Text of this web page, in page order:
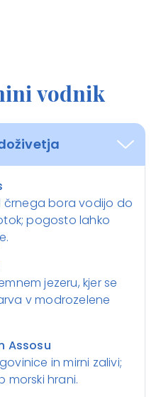
vodnik
črnega bora vodijo do
pogosto lahko
jezeru, kjer se
v modrozelene
Assosu
in mirni zalivi;
morski hrani.